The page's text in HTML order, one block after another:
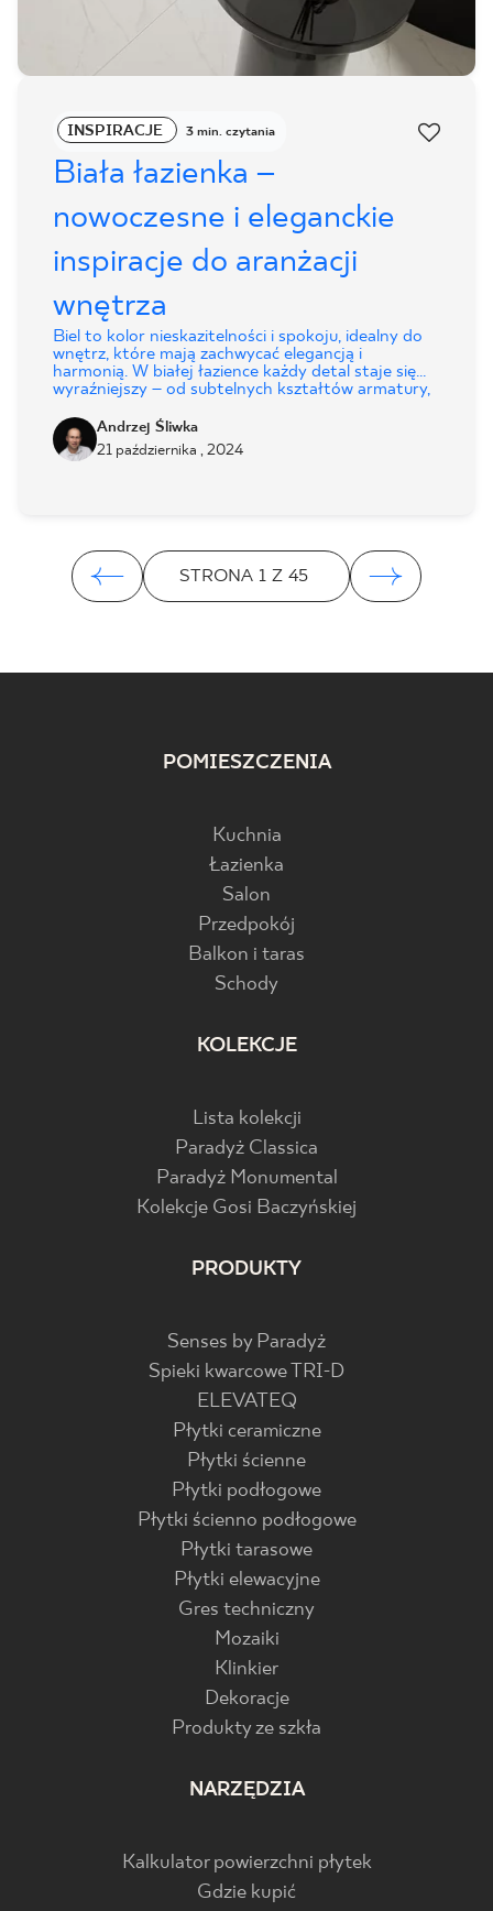
INSPIRACJE 3 min. czytania
Biała łazienka –
nowoczesne i eleganckie
inspiracje do aranżacji
wnętrza
Biel to kolor nieskazitelności i spokoju, idealny do
wnętrz, które mają zachwycać elegancją i
harmonią. W białej łazience każdy detal staje się
wyraźniejszy – od subtelnych kształtów armatury,
neutralnej barwie łatwo możesz wprowadzić
akcenty w dowolnym stylu, od minimalistycznego
po glamour.
Andrzej Śliwka
21 października , 2024
STRONA 1 Z 45
POMIESZCZENIA
Kuchnia
Łazienka
Salon
Przedpokój
Balkon i taras
Schody
KOLEKCJE
Lista kolekcji
Paradyż Classica
Paradyż Monumental
Kolekcje Gosi Baczyńskiej
PRODUKTY
Senses by Paradyż
Spieki kwarcowe TRI-D
ELEVATEQ
Płytki ceramiczne
Płytki ścienne
Płytki podłogowe
Płytki ścienno podłogowe
Płytki tarasowe
Płytki elewacyjne
Gres techniczny
Mozaiki
Klinkier
Dekoracje
Produkty ze szkła
NARZĘDZIA
Kalkulator powierzchni płytek
Gdzie kupić